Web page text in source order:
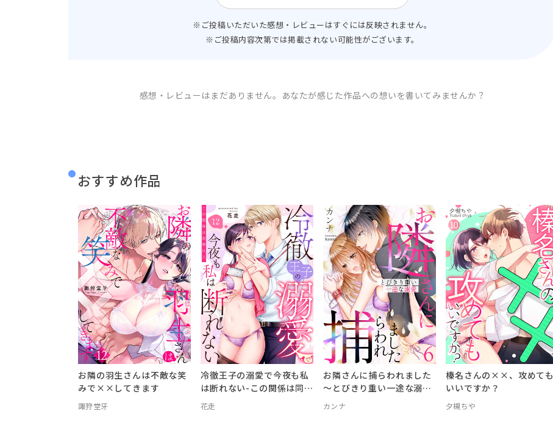
※ご投稿いただいた感想・レビューはすぐには反映されません。
※ご投稿内容次第では掲載されない可能性がございます。
感想・レビューはまだありません。 あなたが感じた作品への想いを書いてみませんか？
おすすめ作品
お隣の羽生さんは不敵な笑
みで××してきます
諏狩堂牙
冷徹王子の溺愛で今夜も私
は断れない-この関係は同僚
以上-
花走
お隣さんに捕らわれました
～とびきり重い一途な溺愛
～
カンナ
榛名さんの××、攻めても
いいですか？
夕槻ちや